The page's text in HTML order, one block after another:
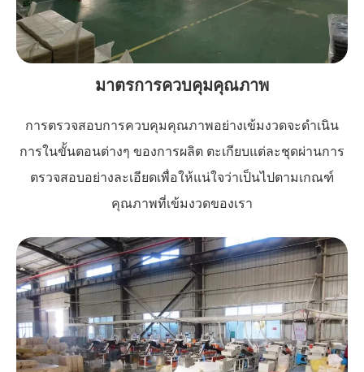
มาตรการควบคุมคุณภาพ
การตรวจสอบการควบคุมคุณภาพอย่างเข้มงวดจะดำเนิน
การในขั้นตอนต่างๆ ของการผลิต ตะเกียบแต่ละชุดผ่านการ
ตรวจสอบอย่างละเอียดเพื่อให้แน่ใจว่าเป็นไปตามเกณฑ์
คุณภาพที่เข้มงวดของเรา